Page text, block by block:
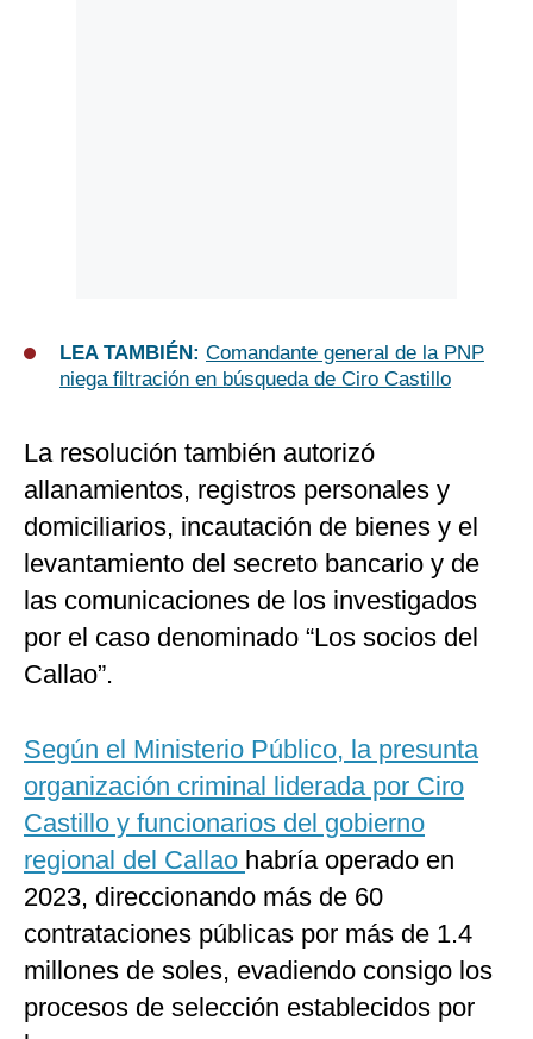
LEA TAMBIÉN: Comandante general de la PNP
niega filtración en búsqueda de Ciro Castillo
La resolución también autorizó
allanamientos, registros personales y
domiciliarios, incautación de bienes y el
levantamiento del secreto bancario y de
las comunicaciones de los investigados
por el caso denominado “Los socios del
Callao”.
Según el Ministerio Público, la presunta
organización criminal liderada por Ciro
Castillo y funcionarios del gobierno
regional del Callao habría operado en
2023, direccionando más de 60
contrataciones públicas por más de 1.4
millones de soles, evadiendo consigo los
procesos de selección establecidos por